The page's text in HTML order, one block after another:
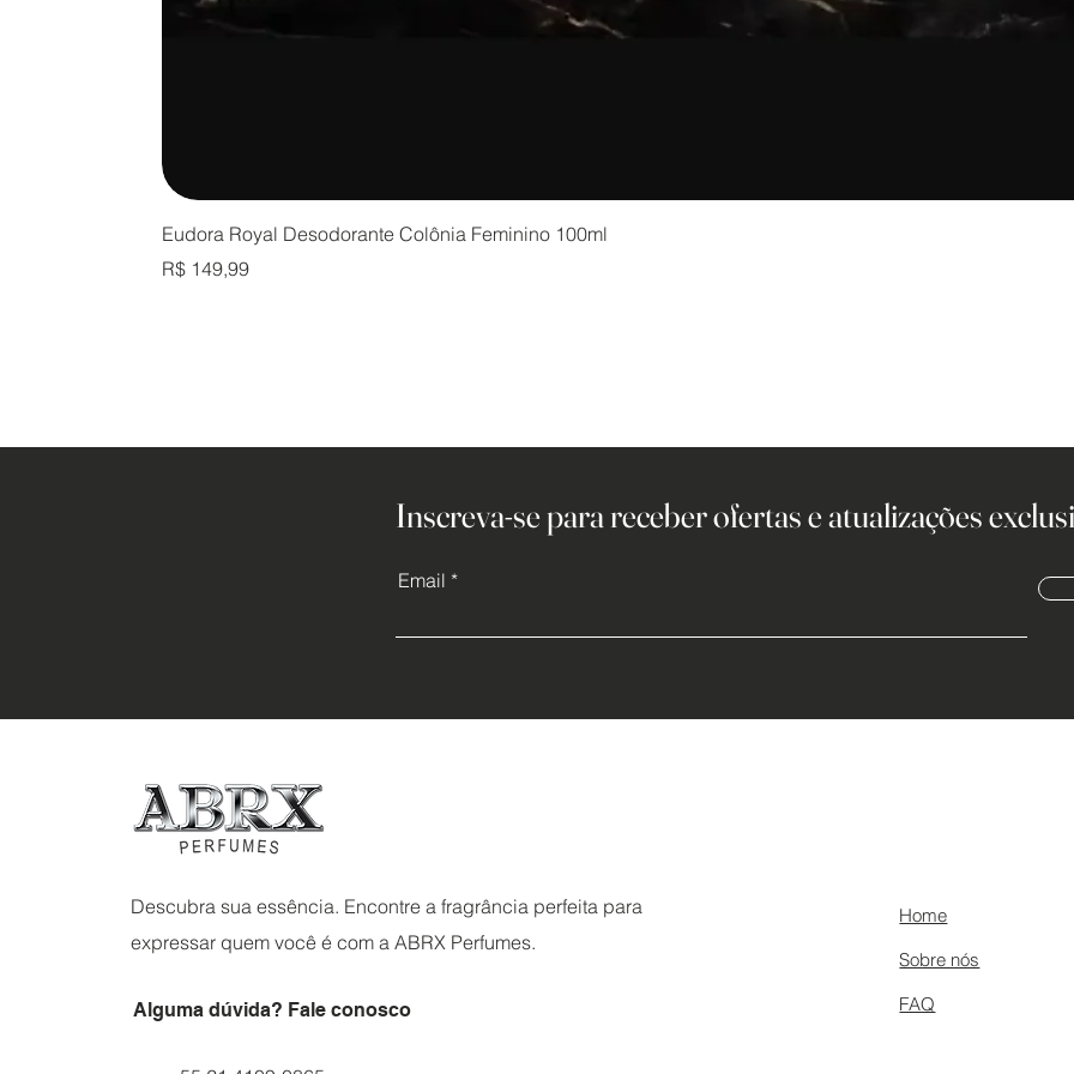
Eudora Royal Desodorante Colônia Feminino 100ml
Preço
R$ 149,99
Inscreva-se para receber ofertas e atualizações
Email
Descubra sua essência. Encontre a fragrância perfeita para
expressar quem você é com a ABRX Perfumes.
Alguma dúvida? Fale conosco
Home
Sobre nós
FAQ